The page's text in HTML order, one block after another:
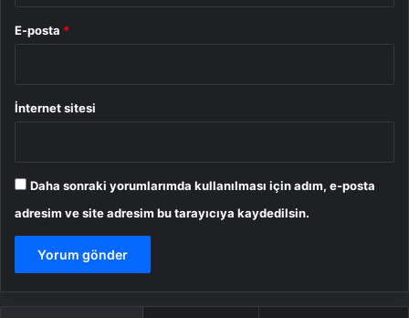
E-posta *
İnternet sitesi
Daha sonraki yorumlarımda kullanılması için adım, e-posta
adresim ve site adresim bu tarayıcıya kaydedilsin.